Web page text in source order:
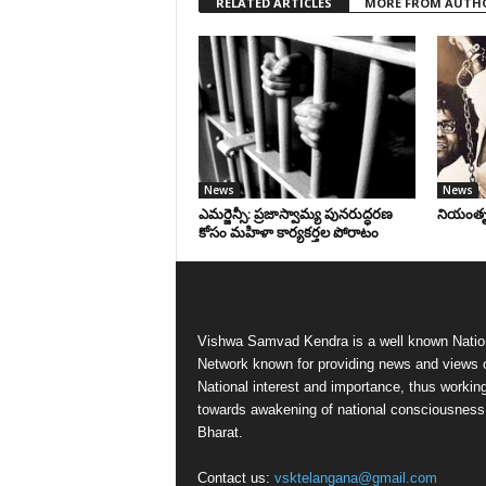
News
ఎమర్జెన్సీ: ప్రజాస్వామ్య పునరుద్ధరణ
కోసం మహిళా కార్యకర్తల పోరాటం
News
Vishwa Samvad Kendra is a well known
Network known for providing news and views
National interest and importance, thus
towards awakening of national
Bharat.
Contact us: vsktelangana@gmail.com